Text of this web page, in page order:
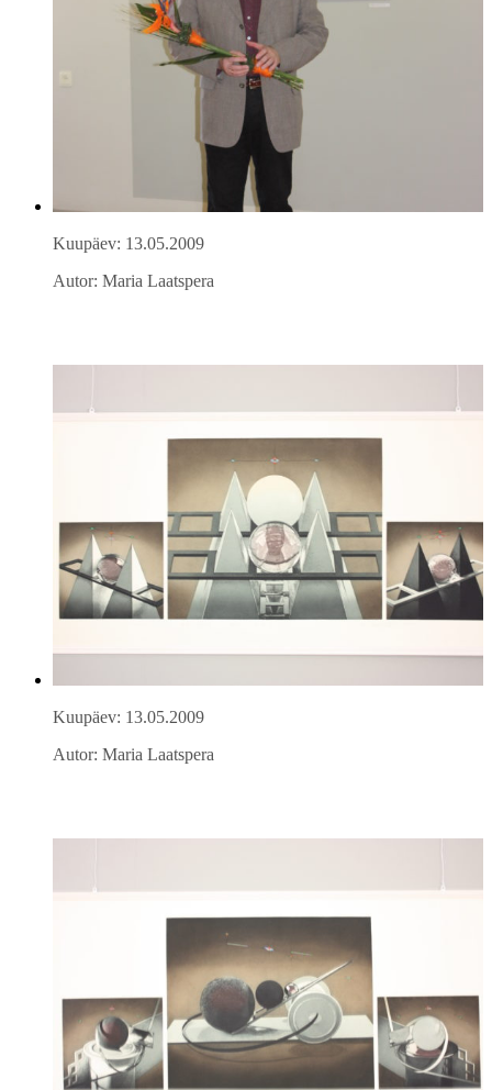
Kuupäev: 13.05.2009
Autor: Maria Laatspera
Kuupäev: 13.05.2009
Autor: Maria Laatspera